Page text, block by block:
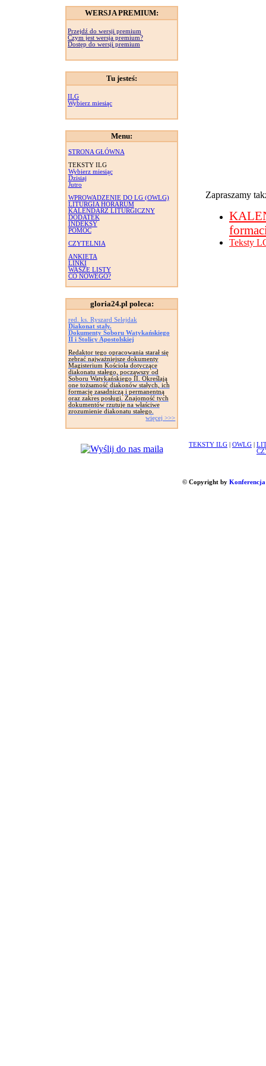
WERSJA PREMIUM:
Przejdź do wersji premium
Czym jest wersja premium?
Dostęp do wersji premium
Tu jesteś:
ILG
Wybierz miesiąc
Menu:
STRONA GŁÓWNA
TEKSTY ILG
Wybierz miesiąc
Dzisiaj
Jutro
WPROWADZENIE DO LG (OWLG)
LITURGIA HORARUM
KALENDARZ LITURGICZNY
DODATEK
INDEKSY
POMOC
CZYTELNIA
ANKIETA
LINKI
WASZE LISTY
CO NOWEGO?
gloria24.pl poleca:
red. ks. Ryszard Selejdak
Diakonat stały.
Dokumenty Soboru Watykańskiego
II i Stolicy Apostolskiej
Redaktor tego opracowania starał się
zebrać najważniejsze dokumenty
Magisterium Kościoła dotyczące
diakonatu stałego, począwszy od
Soboru Watykańskiego II. Określają
one tożsamość diakonów stałych, ich
formację zasadniczą i permanentną
oraz zakres posługi. Znajomość tych
dokumentów rzutuje na właściwe
zrozumienie diakonatu stałego.
więcej >>>
Zapraszamy
Teksty
TEKSTY ILG OWLG
© Copyright by Konferencja